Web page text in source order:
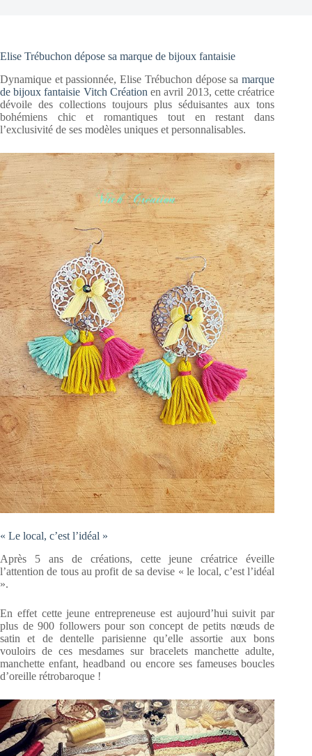
Elise Trébuchon dépose sa marque de bijoux fantaisie
Dynamique et passionnée, Elise Trébuchon dépose samarque
de bijoux fantaisie Vitch Création en avril 2013, cette créatrice
dévoile des collections toujours plus séduisantes aux tons
bohémiens chic et romantiques tout en restant dans
l’exclusivité de ses modèles uniques et personnalisables.
« Le local, c’est l’idéal »
Après 5 ans de créations, cette jeune créatrice éveille
l’attention de tous au profit de sa devise « le local, c’est l’idéal
».
En effet cette jeune entrepreneuse est aujourd’hui suivit par
plus de 900 followers pour son concept de petits nœuds de
satin et de dentelle parisienne qu’elle assortie aux bons
vouloirs de ces mesdames sur bracelets manchette adulte,
manchette enfant, headband ou encore ses fameuses boucles
d’oreille rétrobaroque !